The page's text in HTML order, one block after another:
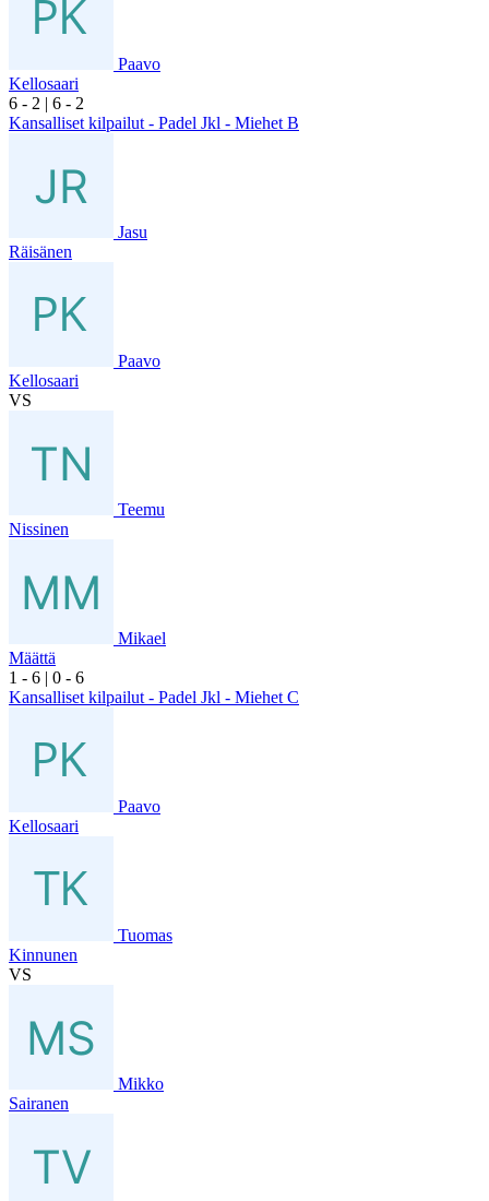
Paavo
Kellosaari
6 - 2 | 6 - 2
Kansalliset kilpailut - Padel Jkl - Miehet B
Jasu
Räisänen
Paavo
Kellosaari
VS
Teemu
Nissinen
Mikael
Määttä
1 - 6 | 0 - 6
Kansalliset kilpailut - Padel Jkl - Miehet C
Paavo
Kellosaari
Tuomas
Kinnunen
VS
Mikko
Sairanen